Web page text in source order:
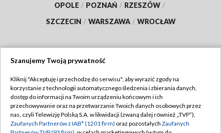
OPOLE / POZNAŃ / RZESZÓW /
SZCZECIN / WARSZAWA / WROCŁAW
TVP
Abonament TVP
Emisja w TVP
Regulamin TVP
Polityka prywatności
Szanujemy Twoją prywatność
Kliknij "Akceptuję i przechodzę do serwisu", aby wyrazić zgody na
korzystanie z technologii automatycznego śledzenia i zbierania danych,
dostęp do informacji na Twoim urządzeniu końcowym i ich
przechowywanie oraz na przetwarzanie Twoich danych osobowych przez
nas, czyli Telewizję Polską S.A. w likwidacji (zwaną dalej również „TVP”),
Zaufanych Partnerów z IAB* (1201 firm) oraz pozostałych Zaufanych